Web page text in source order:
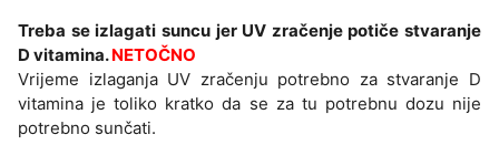
Treba se izlagati suncu jer UV zračenje potiče stvaranje
D vitamina.NETOČNO
Vrijeme izlaganja UV zračenju potrebno za stvaranje D
vitamina je toliko kratko da se za tu potrebnu dozu nije
potrebno sunčati.